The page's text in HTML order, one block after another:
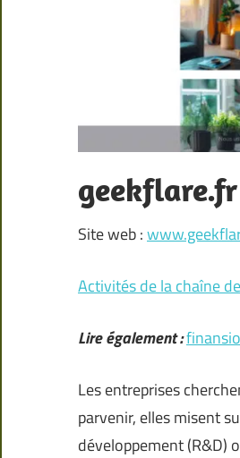
geekflare.fr
Site web :
Activités de la chaîne
Lire également :
Les entreprises
parvenir, elles misent
développement (R&D)